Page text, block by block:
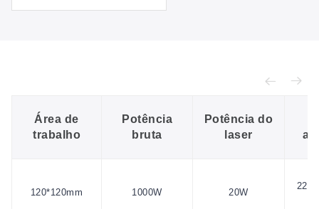
Área de
trabalho
Potência
bruta
Potência do
laser
120*120mm 1000W 20W